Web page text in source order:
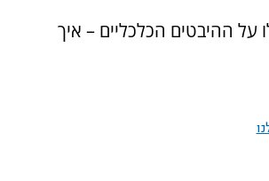
על ההיבטים הכלכליים – איך